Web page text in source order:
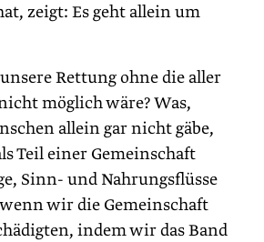
zeigt: Es geht allein um
Rettung ohne die aller
möglich wäre? Was,
allein gar nicht gäbe,
Teil einer Gemeinschaft
Sinn- und Nahrungsflüsse
wir die Gemeinschaft
indem wir das Band